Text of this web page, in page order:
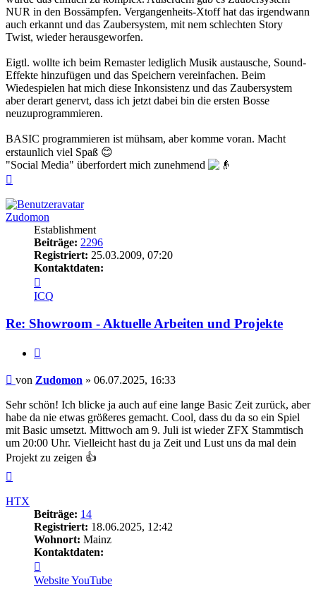
NUR in den Bossämpfen. Vergangenheits-Xtoff hat das irgendwann
auch erkannt und das Zaubersystem, mit nem schlechten Story
Twist, wieder herausgeworfen.
Eigtl. wollte ich beim Remaster lediglich Musik austausche, Sound-
Effekte hinzufügen und das Speichern vereinfachen. Beim
Wiedespielen hat mich diese Inkonsistenz und das Zaubersystem
aber derart genervt, dass ich jetzt dabei bin die ersten Bosse
neuzuprogrammieren.
BASIC programmieren ist mühsam, aber komme voran. Macht
erstaunlich viel Spaß 😊
"Social Media" überfordert mich zunehmend
Zudomon
Establishment
Beiträge: 2296
Registriert: 25.03.2009, 07:20
Kontaktdaten:
von
Zudomon
ICQ
Re: Showroom - Aktuelle Arbeiten und Projekte
Beitrag
von Zudomon » 06.07.2025, 16:33
Sehr schön! Ich blicke ja auch auf eine lange Basic Zeit zurück, aber
habe da nie etwas größeres gemacht. Cool, dass du da so ein Spiel
mit Basic umsetzt. Mittwoch am 9. Juli ist wieder ZFX Stammtisch
um 20:00 Uhr. Vielleicht hast du ja Zeit und Lust uns da mal dein
Projekt zu zeigen 👍
HTX
Beiträge: 14
Registriert: 18.06.2025, 12:42
Wohnort: Mainz
Kontaktdaten:
von
HTX
WebsiteYouTube